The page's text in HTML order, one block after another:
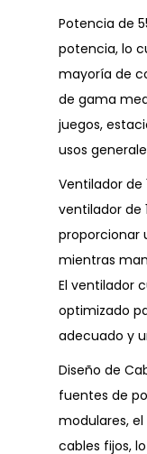
Potencia de
potencia, lo
mayoría de
de gama
juegos,
usos
Ventilador de
ventilador de
proporcionar
mientras
El ventilador
optimizado
adecuado y
Diseño de
fuentes de
modulares, el
cables fijos,